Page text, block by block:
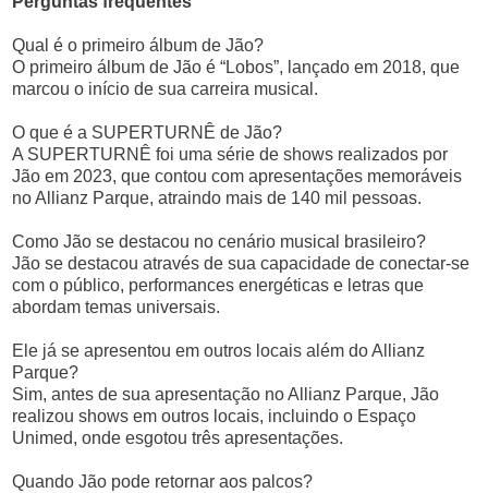
Qual é o primeiro álbum de Jão?
O primeiro álbum de Jão é “Lobos”, lançado em 2018, que
marcou o início de sua carreira musical.
O que é a SUPERTURNÊ de Jão?
A SUPERTURNÊ foi uma série de shows realizados por
Jão em 2023, que contou com apresentações memoráveis
no Allianz Parque, atraindo mais de 140 mil pessoas.
Como Jão se destacou no cenário musical brasileiro?
Jão se destacou através de sua capacidade de conectar-se
com o público, performances energéticas e letras que
abordam temas universais.
Ele já se apresentou em outros locais além do Allianz
Parque?
Sim, antes de sua apresentação no Allianz Parque, Jão
realizou shows em outros locais, incluindo o Espaço
Unimed, onde esgotou três apresentações.
Quando Jão pode retornar aos palcos?